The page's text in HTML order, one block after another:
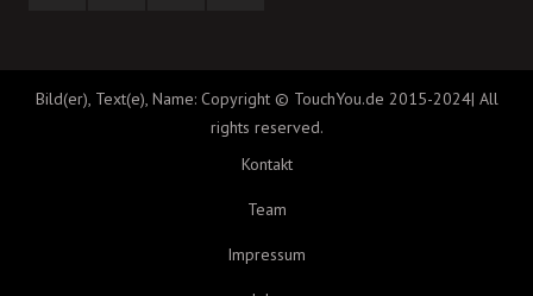
Bild(er), Text(e), Name: Copyright © TouchYou.de 2015-2024| All
rights reserved.
Kontakt
Team
Impressum